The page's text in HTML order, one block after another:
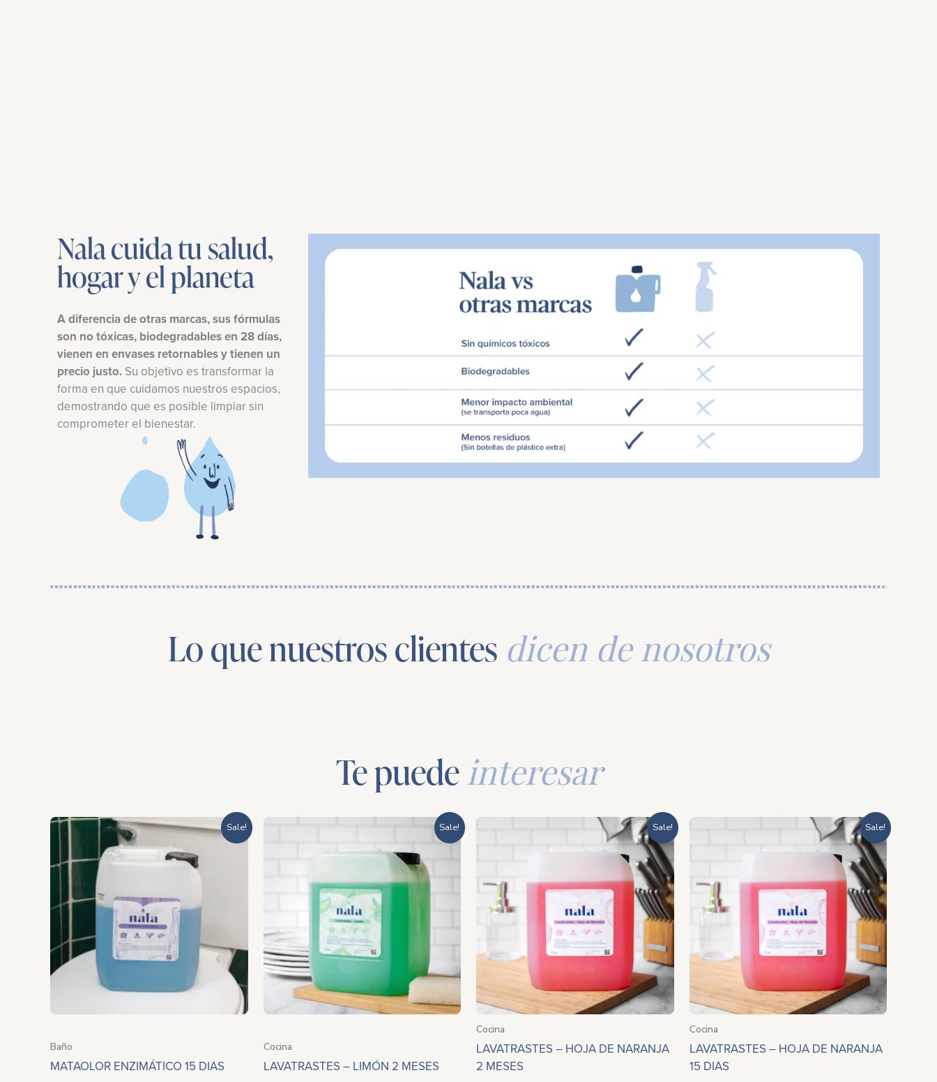
Nala cuida tu salud,
hogar y el planeta
A diferencia de otras marcas, sus fórmulas
son no tóxicas, biodegradables en 28 días,
vienen en envases retornables y tienen un
precio justo. Su objetivo es transformar la
forma en que cuidamos nuestros espacios,
demostrando que es posible limpiar sin
comprometer el bienestar.
Lo que nuestros clientes dicen de nosotros
Te puede interesar
Sale!
Baño
MATAOLOR ENZIMÁTICO 15 DIAS
Rango
de
precios:
$722.00
hasta
$2,792.00
Sale!
Cocina
LAVATRASTES – LIMÓN 2 MESES
de
precios:
desde
$966.00
Sale!
Cocina
LAVATRASTES – HOJA DE NARANJA
2 MESES
Rango
de
precios:
desde
$285.20
hasta
$996.00
Sale!
Cocina
LAVATRASTES – HOJA DE NARANJA
15 DIAS
Rango
de
precios:
desde
$285.20
hasta
$996.00